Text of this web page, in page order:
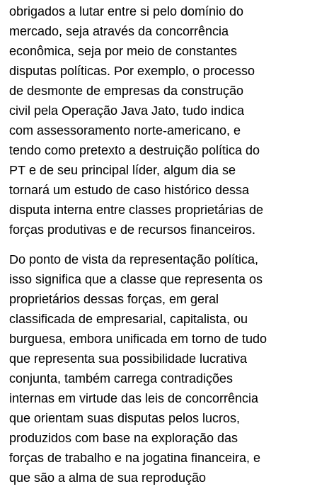
obrigados a lutar entre si pelo domínio do
mercado, seja através da concorrência
econômica, seja por meio de constantes
disputas políticas. Por exemplo, o processo
de desmonte de empresas da construção
civil pela Operação Java Jato, tudo indica
com assessoramento norte-americano, e
tendo como pretexto a destruição política do
PT e de seu principal líder, algum dia se
tornará um estudo de caso histórico dessa
disputa interna entre classes proprietárias de
forças produtivas e de recursos financeiros.
Do ponto de vista da representação política,
isso significa que a classe que representa os
proprietários dessas forças, em geral
classificada de empresarial, capitalista, ou
burguesa, embora unificada em torno de tudo
que representa sua possibilidade lucrativa
conjunta, também carrega contradições
internas em virtude das leis de concorrência
que orientam suas disputas pelos lucros,
produzidos com base na exploração das
forças de trabalho e na jogatina financeira, e
que são a alma de sua reprodução